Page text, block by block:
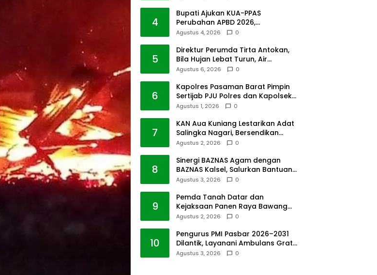
4
Bupati Ajukan KUA-PPAS
Perubahan APBD 2026,
Pendapatan Pasbar Naik 15
Agustus 4, 2026 0
5
Direktur Perumda Tirta Antokan,
Bila Hujan Lebat Turun, Air
Dimatikan, Tak Bisa Diolah
Agustus 6, 2026 0
6
Kapolres Pasaman Barat Pimpin
Sertijab PJU Polres dan Kapolsek
Sungai Beremas
Agustus 1, 2026 0
7
KAN Aua Kuniang Lestarikan Adat
Salingka Nagari, Bersendikan
Kitabullah
Agustus 2, 2026 0
8
Sinergi BAZNAS Agam dengan
BAZNAS Kalsel, Salurkan Bantuan
Bencana Alam
Agustus 3, 2026 0
9
Pemda Tanah Datar dan
Kejaksaan Panen Raya Bawang
Merah di Sawah Tangah
Agustus 2, 2026 0
10
Pengurus PMI Pasbar 2026–2031
Dilantik, Layanani Ambulans Gratis
ke Padang
Agustus 3, 2026 0